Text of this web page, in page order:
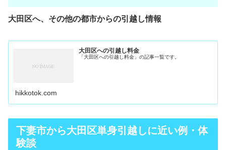
大田区へ、その他の都市からの引越し情報
大田区への引越し料金
「大田区への引越し料金」の記事一覧です。
hikkotok.com
下妻市から大田区単身引越しに近い例・体
験談